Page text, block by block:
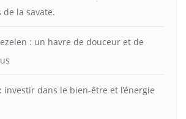
la savate.
: un havre de douceur et de
investir dans le bien-être et l’énergie